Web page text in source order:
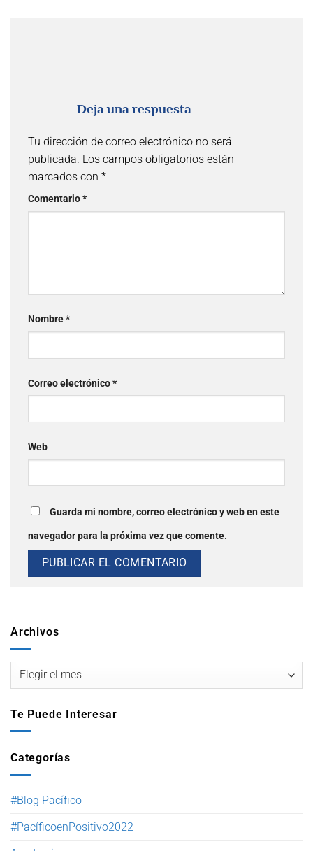
Archivos
Te Puede Interesar
Categorías
#Blog Pacífico
#PacíficoenPositivo2022
Deja una respuesta
Tu dirección de correo electrónico no será
publicada. Los campos obligatorios están
marcados con *
Comentario*
Nombre*
Correo electrónico*
Web
Guarda mi nombre, correo electrónico y web en este
navegador para la próxima vez que comente.